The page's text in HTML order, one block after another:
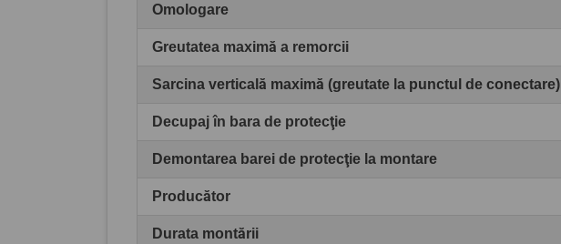
Omologare
Greutatea maximă a remorcii
Sarcina verticală maximă (greutate la punctul de conectare)
Decupaj în bara de protecţie
Demontarea barei de protecţie la montare
Producător
Durata montării